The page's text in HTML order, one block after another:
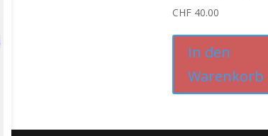
CHF 40.00
In den
Warenkorb